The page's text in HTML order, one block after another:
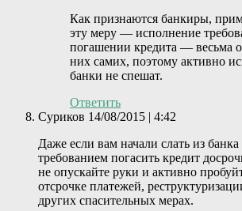
Как признаются банкиры,
эту меру — исполнение
погашении кредита — весьма
них самих, поэтому активно
банки не спешат.
Ответить
Суриков 14/08/2015 | 4:42
Даже если вам начали слать из
требованием погасить кредит
не опускайте руки и активно
отсрочке платежей,
других спасительных мерах.